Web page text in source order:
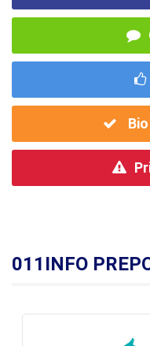
011INFO